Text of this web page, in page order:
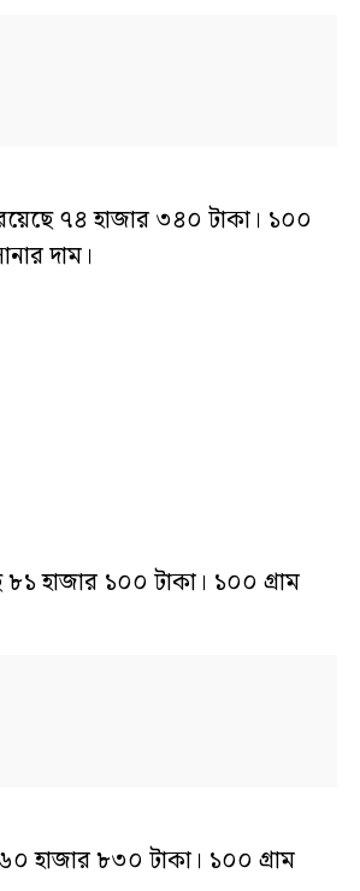
৭৪ হাজার ৩৪০ টাকা। ১০০
দাম।
হাজার ১০০ টাকা। ১০০ গ্রাম
হাজার ৮৩০ টাকা। ১০০ গ্রাম